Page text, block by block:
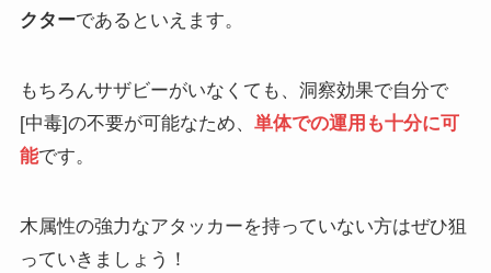
クターであるといえます。
もちろんサザビーがいなくても、洞察効果で自分で
[中毒]の不要が可能なため、 単体での運用も十分に可
能です。
木属性の強力なアタッカーを持っていない方はぜひ狙
っていきましょう！